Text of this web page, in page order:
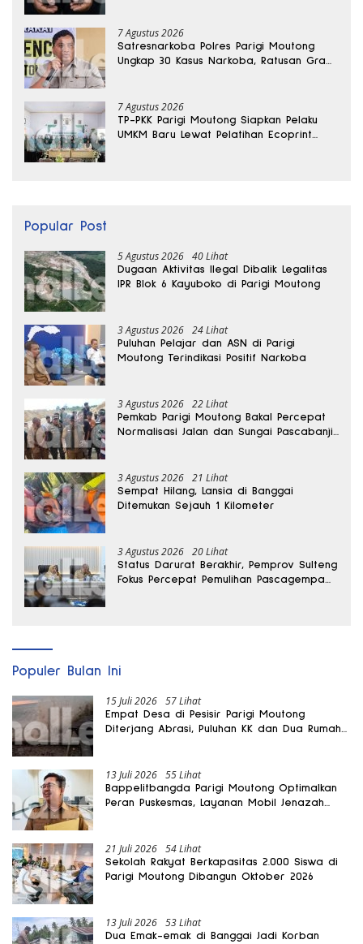
7 Agustus 2026
Satresnarkoba Polres Parigi Moutong
Ungkap 30 Kasus Narkoba, Ratusan Gram
7 Agustus 2026
TP-PKK Parigi Moutong Siapkan Pelaku
UMKM Baru Lewat Pelatihan Ecoprint
Popular Post
5 Agustus 2026 40 Lihat
Dugaan Aktivitas Ilegal Dibalik Legalitas
IPR Blok 6 Kayuboko di Parigi Moutong
3 Agustus 2026 24 Lihat
Puluhan Pelajar dan ASN di Parigi
Moutong Terindikasi Positif Narkoba
3 Agustus 2026 22 Lihat
Pemkab Parigi Moutong Bakal Percepat
Normalisasi Jalan dan Sungai Pascabanjir
3 Agustus 2026 21 Lihat
Sempat Hilang, Lansia di Banggai
Ditemukan Sejauh 1 Kilometer
3 Agustus 2026 20 Lihat
Status Darurat Berakhir, Pemprov Sulteng
Fokus Percepat Pemulihan Pascagempa
Populer Bulan Ini
15 Juli 2026 57 Lihat
Empat Desa di Pesisir Parigi Moutong
Diterjang Abrasi, Puluhan KK dan Dua Rumah
13 Juli 2026 55 Lihat
Bappelitbangda Parigi Moutong Optimalkan
Peran Puskesmas, Layanan Mobil Jenazah
21 Juli 2026 54 Lihat
Sekolah Rakyat Berkapasitas 2.000 Siswa di
Parigi Moutong Dibangun Oktober 2026
13 Juli 2026 53 Lihat
Dua Emak-emak di Banggai Jadi Korban